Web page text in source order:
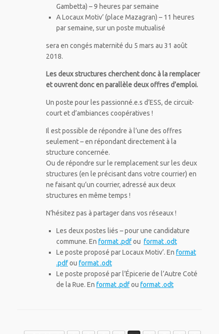
Gambetta) – 9 heures par semaine
A Locaux Motiv’ (place Mazagran) – 11 heures
par semaine, sur un poste mutualisé
sera en congés maternité du 5 mars au 31 août
2018.
Les deux structures cherchent donc à la remplacer
et ouvrent donc en parallèle deux offres d’emploi.
Un poste pour les passionné.e.s d’ESS, de circuit-
court et d’ambiances coopératives !
Il est possible de répondre à l’une des offres
seulement – en répondant directement à la
structure concernée.
Ou de répondre sur le remplacement sur les deux
structures (en le précisant dans votre courrier) en
ne faisant qu’un courrier, adressé aux deux
structures en même temps !
N’hésitez pas à partager dans vos réseaux !
Les deux postes liés – pour une candidature
commune. En format .pdfou format .odt
Le poste proposé par Locaux Motiv’. En format
.pdfou format .odt
Le poste proposé par l’Épicerie de l’Autre Coté
de la Rue. En format .pdfou format .odt